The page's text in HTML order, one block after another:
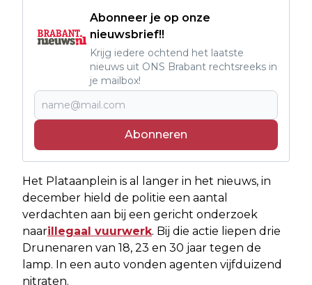
Abonneer je op onze
nieuwsbrief!!
Krijg iedere ochtend het laatste
nieuws uit ONS Brabant rechtsreeks in
je mailbox!
Abonneren
Het Plataanplein is al langer in het nieuws, in
december hield de politie een aantal
verdachten aan bij een gericht onderzoek
naarillegaal vuurwerk. Bij die actie liepen drie
Drunenaren van 18, 23 en 30 jaar tegen de
lamp. In een auto vonden agenten vijfduizend
nitraten.